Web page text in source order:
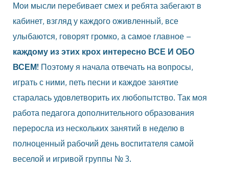
Мои мысли перебивает смех и ребята забегают в
кабинет, взгляд у каждого оживленный, все
улыбаются, говорят громко, а самое главное –
каждому из этих крох интересно ВСЕ И ОБО
ВСЕМ! Поэтому я начала отвечать на вопросы,
играть с ними, петь песни и каждое занятие
старалась удовлетворить их любопытство. Так моя
работа педагога дополнительного образования
переросла из нескольких занятий в неделю в
полноценный рабочий день воспитателя самой
веселой и игривой группы № 3.